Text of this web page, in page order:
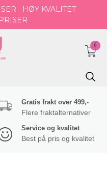
HØY KVALITET
0
Gratis frakt over 499,-
Flere fraktalternativer
Service og kvalitet
Best på pris og kvalitet